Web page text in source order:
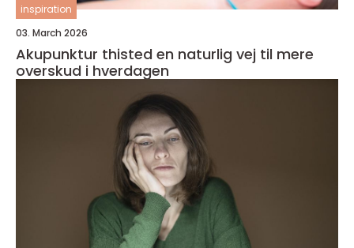
inspiration
03. March 2026
Akupunktur thisted en naturlig vej til mere
overskud i hverdagen